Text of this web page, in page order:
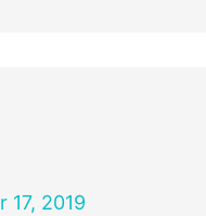
17, 2019